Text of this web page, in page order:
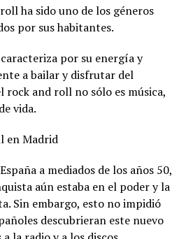
ha sido uno de los géneros
por sus habitantes.
por su energía y
a bailar y disfrutar del
rock and roll no sólo es música,
vida.
en Madrid
a mediados de los años 50,
aún estaba en el poder y la
Sin embargo, esto no impidió
descubrieran este nuevo